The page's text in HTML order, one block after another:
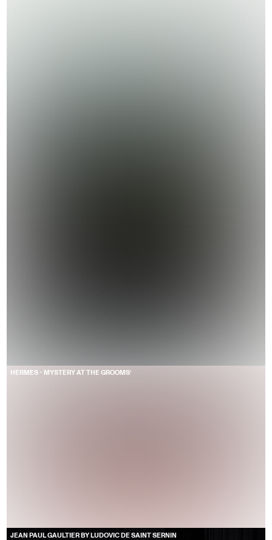
HERMES - MYSTERY AT THE GROOMS’
JEAN PAUL GAULTIER BY LUDOVIC DE SAINT SERNIN